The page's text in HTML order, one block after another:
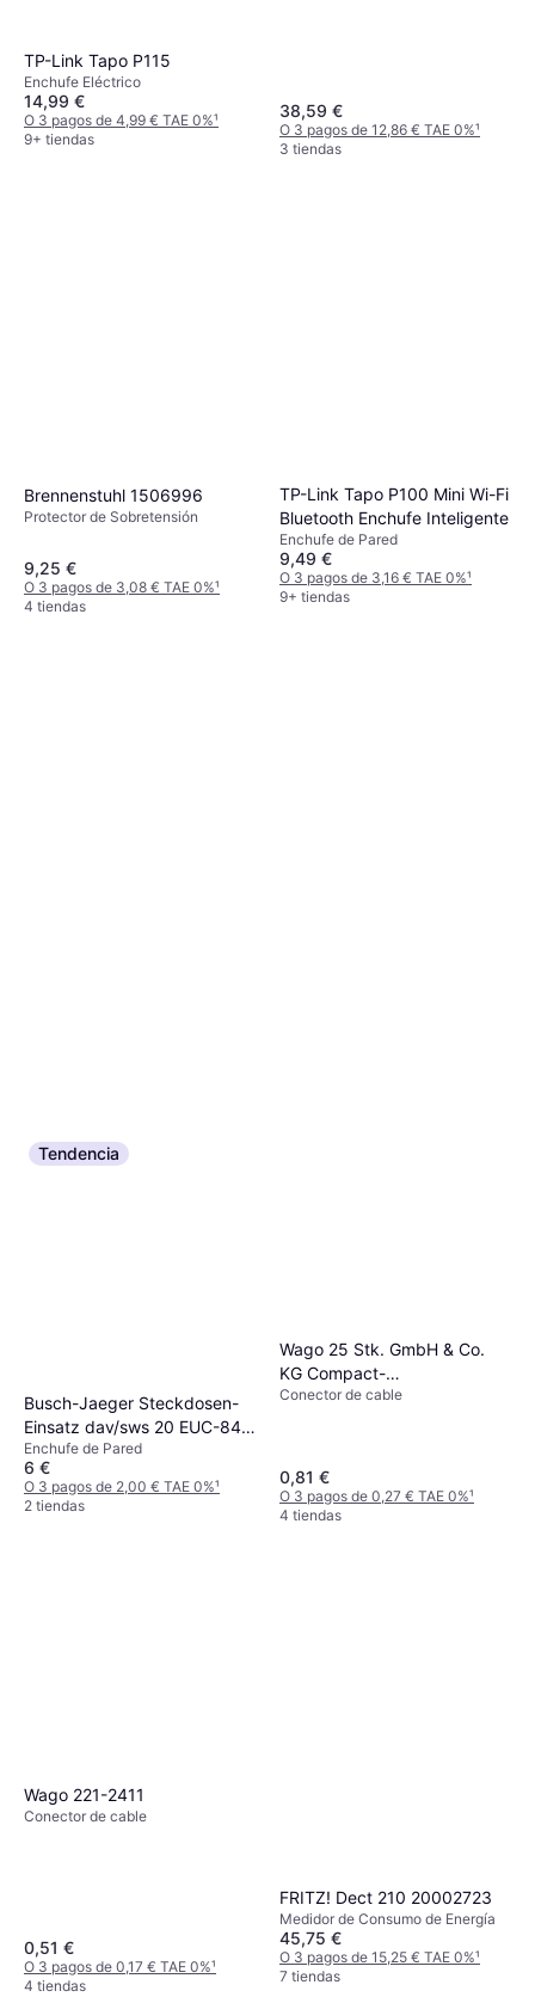
TP-Link Tapo P115
Enchufe Eléctrico
14,99 €
O 3 pagos de 4,99 € TAE 0%¹
9+ tiendas
38,59 €
O 3 pagos de 12,86 € TAE 0%¹
3 tiendas
Brennenstuhl 1506996
Protector de Sobretensión
9,25 €
O 3 pagos de 3,08 € TAE 0%¹
4 tiendas
TP-Link Tapo P100 Mini Wi-Fi
Bluetooth Enchufe Inteligente
Enchufe de Pared
9,49 €
O 3 pagos de 3,16 € TAE 0%¹
9+ tiendas
Tendencia
Busch-Jaeger Steckdosen-
Einsatz dav/sws 20 EUC-84
2CKA002011A3725
Enchufe de Pared
6 €
O 3 pagos de 2,00 € TAE 0%¹
2 tiendas
Wago 25 Stk. GmbH & Co.
KG Compact-
Verbindungsklemme 221-415
Conector de cable
0,81 €
O 3 pagos de 0,27 € TAE 0%¹
4 tiendas
Wago 221-2411
Conector de cable
0,51 €
O 3 pagos de 0,17 € TAE 0%¹
4 tiendas
FRITZ! Dect 210 20002723
Medidor de Consumo de Energía
45,75 €
O 3 pagos de 15,25 € TAE 0%¹
7 tiendas